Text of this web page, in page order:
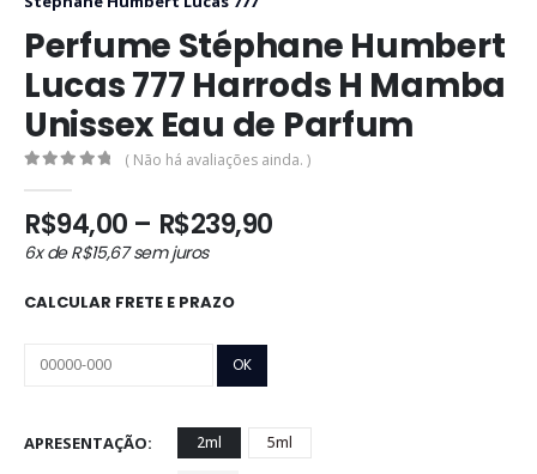
Perfume Stéphane Humbert
Lucas 777 Harrods H Mamba
Unissex Eau de Parfum
( Não há avaliações ainda. )
R$94,00 – R$239,90
6x deR$15,67sem juros
CALCULAR FRETE E PRAZO
APRESENTAÇÃO 2ml 5ml